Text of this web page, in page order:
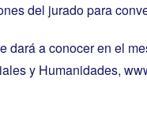
del jurado para
dará a conocer en el
y Humanidades,